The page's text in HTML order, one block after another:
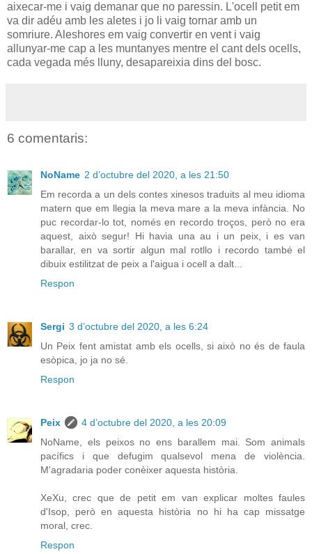
aixecar-me i vaig demanar que no paressin. L'ocell petit em
va dir adéu amb les aletes i jo li vaig tornar amb un
somriure. Aleshores em vaig convertir en vent i vaig
allunyar-me cap a les muntanyes mentre el cant dels ocells,
cada vegada més lluny, desapareixia dins del bosc.
6 comentaris:
NoName 2 d’octubre del 2020, a les 21:50
Em recorda a un dels contes xinesos traduits al meu idioma
matern que em llegia la meva mare a la meva infància. No
puc recordar-lo tot, només en recordo troços, però no era
aquest, això segur! Hi havia una au i un peix, i es van
barallar, en va sortir algun mal rotllo i recordo també el
dibuix estilitzat de peix a l'aigua i ocell a dalt...
Respon
Sergi 3 d’octubre del 2020, a les 6:24
Un Peix fent amistat amb els ocells, si això no és de faula
esòpica, jo ja no sé.
Respon
Peix
4 d’octubre del 2020, a les 20:09
NoName, els peixos no ens barallem mai. Som animals
pacífics i que defugim qualsevol mena de violència.
M'agradaria poder conèixer aquesta història.
XeXu, crec que de petit em van explicar moltes faules
d'Isop, però en aquesta història no hi ha cap missatge
moral, crec.
Respon